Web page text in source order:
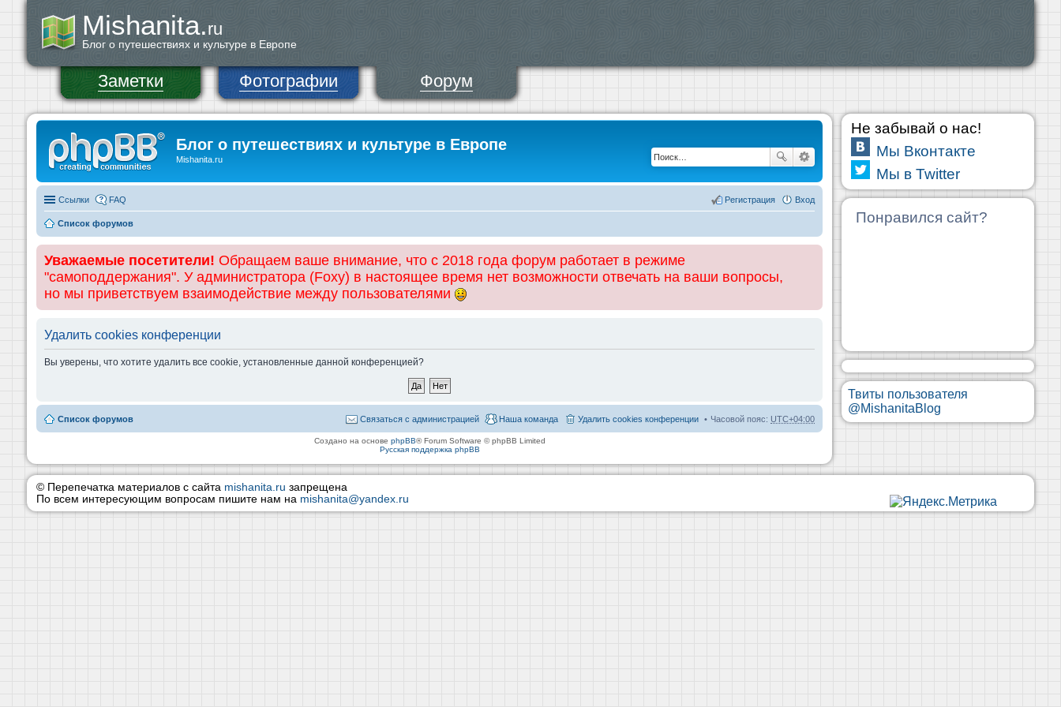
Mishanita.ru
Блог о путешествиях и культуре в Европе
Заметки Фотографии Форум
Блог о путешествиях и культуре в Европе
Mishanita.ru
Ссылки FAQ Вход
Регистрация
Список форумов
Уважаемые посетители! Обращаем ваше внимание, что с 2018 года форум работает в режиме
"самоподдержания". У администратора (Foxy) в настоящее время нет возможности отвечать на ваши вопросы,
но мы приветствуем взаимодействие между пользователями
Удалить cookies конференции
Вы уверены, что хотите удалить все cookie, установленные данной конференцией?
Список форумов Часовой пояс: UTC+04:00
Удалить cookies конференции
Наша команда
Связаться с администрацией
Создано на основе phpBB® Forum Software © phpBB Limited
Русская поддержка phpBB
Не забывай о нас!
Мы Вконтакте
Мы в Twitter
Понравился сайт?
Твиты пользователя
@MishanitaBlog
© Перепечатка материалов с сайта mishanita.ru запрещена
По всем интересующим вопросам пишите нам на mishanita@yandex.ru